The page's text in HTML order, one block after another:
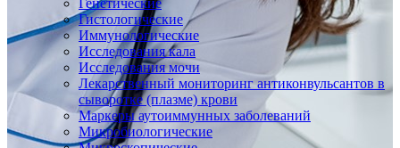
Генетические
Гистологические
Иммунологические
Исследования кала
Исследования мочи
Лекарственный мониторинг антиконвульсантов в
сыворотке (плазме) крови
Маркеры аутоиммунных заболеваний
Микробиологические